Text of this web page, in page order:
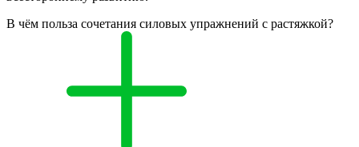
В чём польза сочетания силовых упражнений с растяжкой?